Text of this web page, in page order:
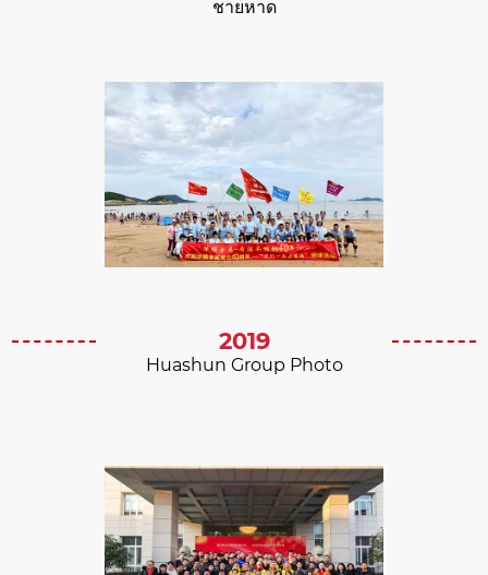
ชายหาด
2019
Huashun Group Photo